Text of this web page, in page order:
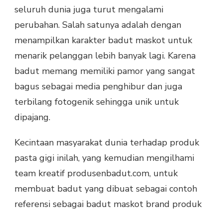
seluruh dunia juga turut mengalami
perubahan. Salah satunya adalah dengan
menampilkan karakter badut maskot untuk
menarik pelanggan lebih banyak lagi. Karena
badut memang memiliki pamor yang sangat
bagus sebagai media penghibur dan juga
terbilang fotogenik sehingga unik untuk
dipajang.
Kecintaan masyarakat dunia terhadap produk
pasta gigi inilah, yang kemudian mengilhami
team kreatif produsenbadut.com, untuk
membuat badut yang dibuat sebagai contoh
referensi sebagai badut maskot brand produk